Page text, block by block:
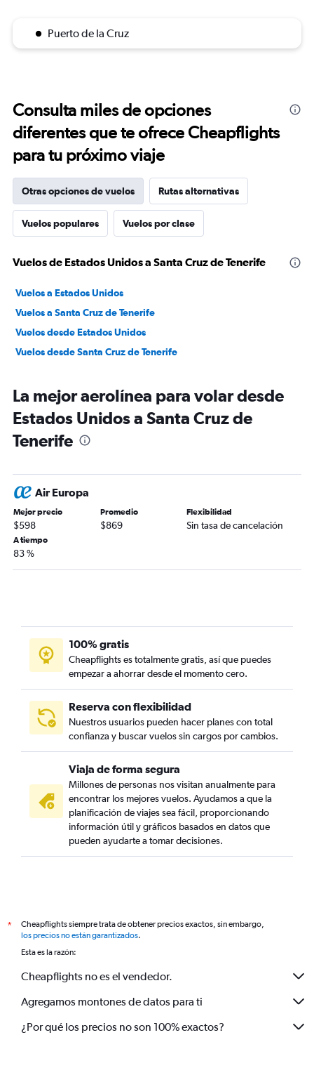
Puerto de la Cruz
Consulta miles de opciones
diferentes que te ofrece Cheapflights
para tu próximo viaje
Otras opciones de vuelos Rutas alternativas
Vuelos populares Vuelos por clase
Vuelos de Estados Unidos a Santa Cruz de Tenerife
Vuelos a Estados Unidos
Vuelos a Santa Cruz de Tenerife
Vuelos desde Estados Unidos
Vuelos desde Santa Cruz de Tenerife
La mejor aerolínea para volar desde
Estados Unidos a Santa Cruz de
Tenerife
Air Europa
Mejor precio
$598
Promedio
$869
Flexibilidad
Sin tasa de cancelación
A tiempo
83 %
100% gratis
Cheapflights es totalmente gratis, así que puedes
empezar a ahorrar desde el momento cero.
Reserva con flexibilidad
Nuestros usuarios pueden hacer planes con total
confianza y buscar vuelos sin cargos por cambios.
Viaja de forma segura
Millones de personas nos visitan anualmente para
encontrar los mejores vuelos. Ayudamos a que la
planificación de viajes sea fácil, proporcionando
información útil y gráficos basados en datos que
pueden ayudarte a tomar decisiones.
*
Cheapflights siempre trata de obtener precios exactos, sin embargo,
los precios no están garantizados.
Esta es la razón:
Cheapflights no es el vendedor.
Agregamos montones de datos para ti
¿Por qué los precios no son 100% exactos?